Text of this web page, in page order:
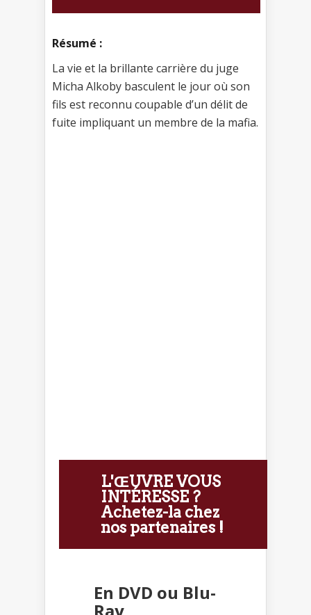
Résumé :
La vie et la brillante carrière du juge
Micha Alkoby basculent le jour où son
fils est reconnu coupable d’un délit de
fuite impliquant un membre de la mafia.
L'ŒUVRE VOUS
INTÉRESSE ?
Achetez-la chez
nos partenaires !
En DVD ou Blu-